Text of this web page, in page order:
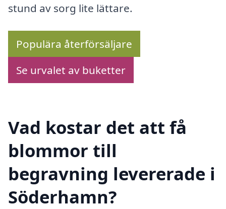
stund av sorg lite lättare.
Populära återförsäljare
Se urvalet av buketter
Vad kostar det att få
blommor till
begravning levererade i
Söderhamn?